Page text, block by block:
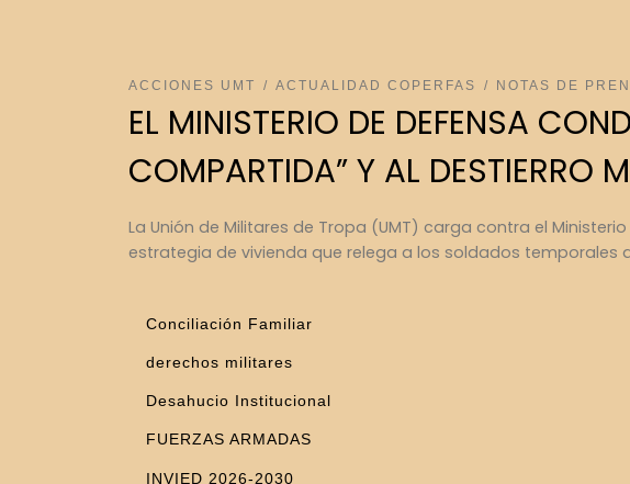
ACCIONES UMT ACTUALIDAD COPERFAS NOTAS DE
EL MINISTERIO DE DEFENSA
COMPARTIDA” Y AL DESTIERRO
La Unión de Militares de Tropa (UMT) carga contra el
estrategia de vivienda que relega a los soldados temporales
Conciliación Familiar
derechos militares
Desahucio Institucional
FUERZAS ARMADAS
INVIED 2026-2030